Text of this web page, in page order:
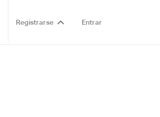
Registrarse Entrar